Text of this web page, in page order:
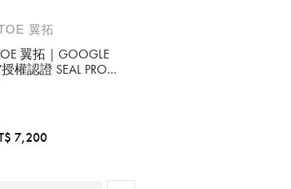
翼拓
翼拓｜GOOGLE
授權認證 SEAL PRO
7,200